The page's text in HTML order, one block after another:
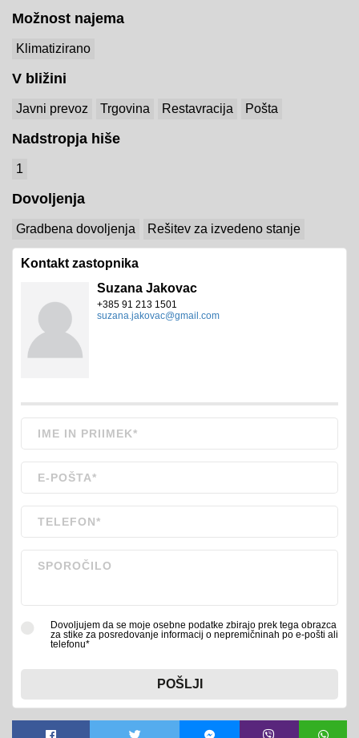
Možnost najema
Klimatizirano
V bližini
Javni prevoz Trgovina Restavracija Pošta
Nadstropja hiše
1
Dovoljenja
Gradbena dovoljenja Rešitev za izvedeno stanje
Kontakt zastopnika
Suzana Jakovac
+385 91 213 1501
suzana.jakovac@gmail.com
Dovoljujem da se moje osebne podatke zbirajo prek tega obrazca
za stike za posredovanje informacij o nepremičninah po e-pošti ali
telefonu*
POŠLJI